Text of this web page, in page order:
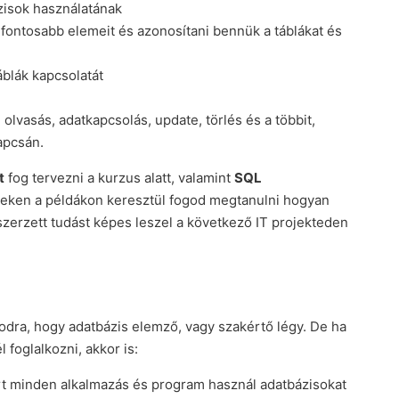
használatának
elemeit és azonosítani bennük a táblákat és
kapcsolatát
adatkapcsolás, update, törlés és a többit,
fog tervezni a kurzus alatt, valamint SQL
a példákon keresztül fogod megtanulni hogyan
tudást képes leszel a következő IT projekteden
hogy adatbázis elemző, vagy szakértő légy. De ha
foglalkozni, akkor is:
alkalmazás és program használ adatbázisokat